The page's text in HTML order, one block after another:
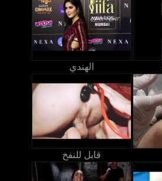
الهندي
قابل للنفخ